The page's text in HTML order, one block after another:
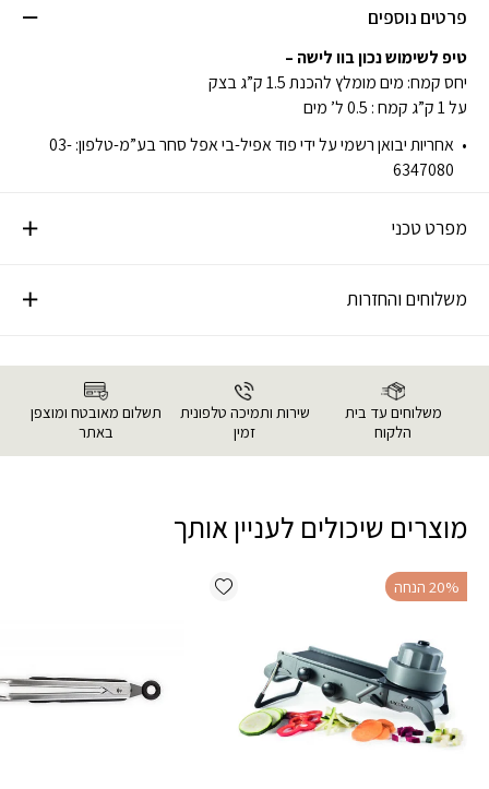
פרטים נוספים
טיפ לשימוש נכון בוו לישה –
יחס קמח: מים מומלץ להכנת 1.5 ק”ג בצק
על 1 ק”ג קמח : 0.5 ל’ מים
אחריות יבואן רשמי על ידי פוד אפיל-בי אפל סחר בע”מ-טלפון: 03-
6347080
מפרט טכני
משלוחים והחזרות
משלוחים עד בית
הלקוח
שירות ותמיכה טלפונית
זמין
תשלום מאובטח ומוצפן
באתר
מוצרים שיכולים לעניין אותך
Add wishlist ‫20% הנחה